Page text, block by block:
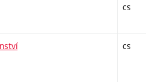
cs
cs